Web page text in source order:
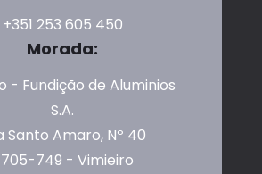
+351 253 605 450
Morada:
- Fundição de Aluminios
S.A.
Santo Amaro, Nº 40
749 - Vimieiro